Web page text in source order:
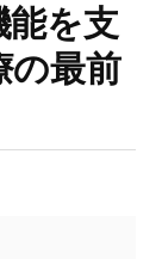
能を支
の最前